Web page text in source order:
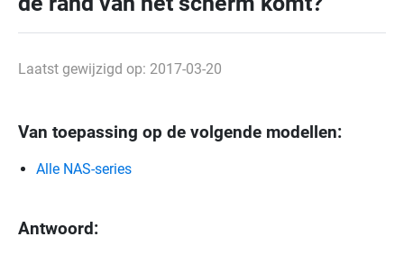
Laatst gewijzigd op: 2017-03-20
Van toepassing op de volgende modellen:
Alle NAS-series
Antwoord: